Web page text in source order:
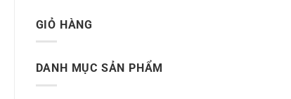
GIỎ HÀNG
DANH MỤC SẢN PHẨM